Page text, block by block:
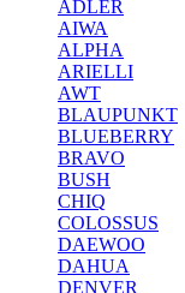
ADLER
AIWA
ALPHA
ARIELLI
AWT
BLAUPUNKT
BLUEBERRY
BRAVO
BUSH
CHIQ
COLOSSUS
DAEWOO
DAHUA
DENVER